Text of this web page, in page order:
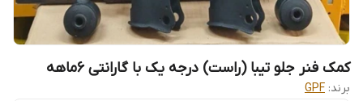
کمک فنر جلو تیبا (راست) درجه یک با گارانتی 6ماهه
برند: GPF